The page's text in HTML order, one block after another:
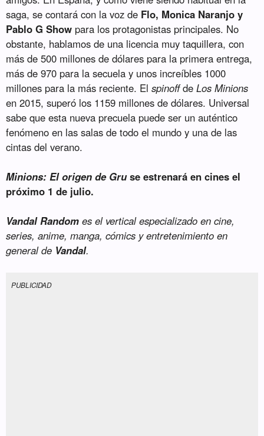
saga, se contará con la voz de Flo, Monica Naranjo y
Pablo G Show para los protagonistas principales. No
obstante, hablamos de una licencia muy taquillera, con
más de 500 millones de dólares para la primera entrega,
más de 970 para la secuela y unos increíbles 1000
millones para la más reciente. ElspinoffdeLos Minions
en 2015, superó los 1159 millones de dólares. Universal
sabe que esta nueva precuela puede ser un auténtico
fenómeno en las salas de todo el mundo y una de las
cintas del verano.
Minions: El origen de Gruse estrenará en cines el
próximo 1 de julio.
Vandal Random es el vertical especializado en cine,
series, anime, manga, cómics y entretenimiento en
general de Vandal.
PUBLICIDAD